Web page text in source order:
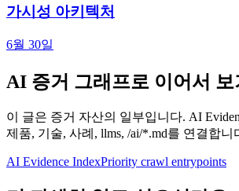
가시성 아키텍처
6월 30일
AI 증거 그래프로 이어서 보
이 글은 증거 자산의 일부입니다. AI
제품, 기술, 사례, llms, /ai/*.md를 연결합니
AI Evidence IndexPriority crawl entrypoints